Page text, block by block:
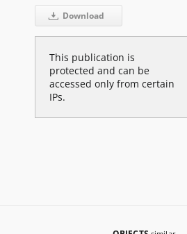
Download
This publication is
protected and can be
accessed only from certain
IPs.